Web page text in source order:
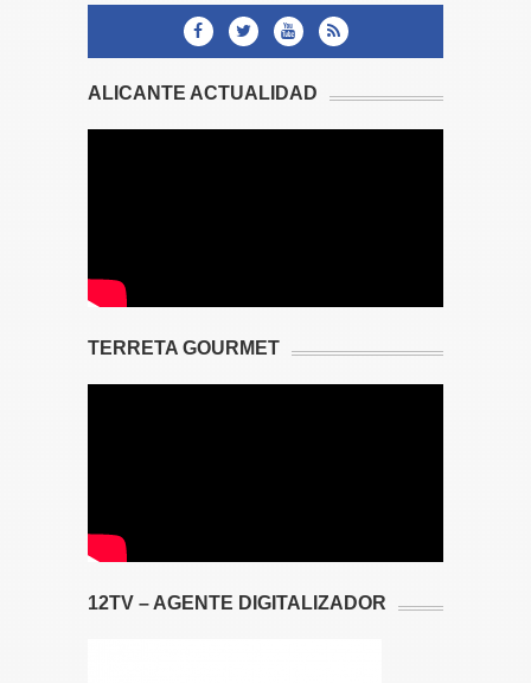
ALICANTE ACTUALIDAD
TERRETA GOURMET
12TV – AGENTE DIGITALIZADOR